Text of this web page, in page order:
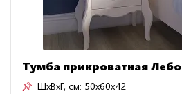
Тумба прикроватная Лебо
ШxВxГ, см: 50x60x42